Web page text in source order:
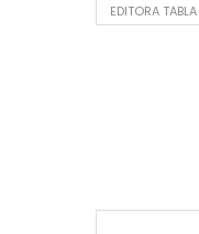
EDITORA TABLA